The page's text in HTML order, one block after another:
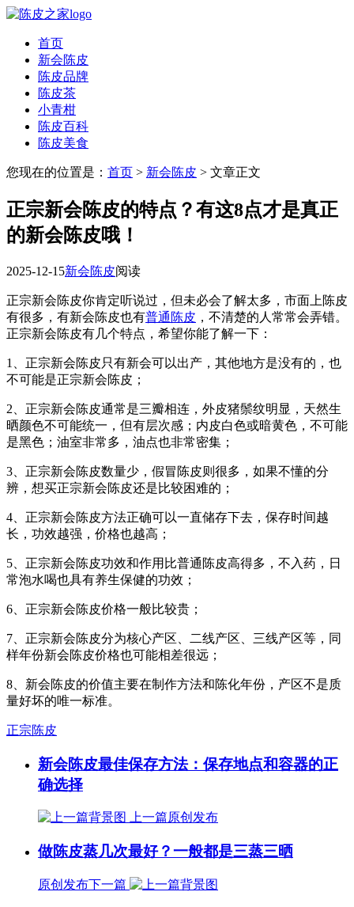
首页
新会陈皮
陈皮品牌
陈皮茶
小青柑
陈皮百科
陈皮美食
您现在的位置是： 首页 > 新会陈皮 > 文章正文
正宗新会陈皮的特点？有这8点才是真正
的新会陈皮哦！
2025-12-15新会陈皮阅读
正宗新会陈皮你肯定听说过，但未必会了解太多，市面上陈皮
有很多，有新会陈皮也有普通陈皮 ，不清楚的人常常会弄错。
正宗新会陈皮有几个特点，希望你能了解一下：
1、正宗新会陈皮只有新会可以出产，其他地方是没有的，也
不可能是正宗新会陈皮；
2、正宗新会陈皮通常是三瓣相连，外皮猪鬃纹明显，天然生
晒颜色不可能统一，但有层次感；内皮白色或暗黄色，不可能
是黑色；油室非常多，油点也非常密集；
3、正宗新会陈皮数量少，假冒陈皮则很多，如果不懂的分
辨，想买正宗新会陈皮还是比较困难的；
4、正宗新会陈皮方法正确可以一直储存下去，保存时间越
长，功效越强，价格也越高；
5、正宗新会陈皮功效和作用比普通陈皮高得多，不入药，日
常泡水喝也具有养生保健的功效；
6、正宗新会陈皮价格一般比较贵；
7、正宗新会陈皮分为核心产区、二线产区、三线产区等，同
样年份新会陈皮价格也可能相差很远；
8、新会陈皮的价值主要在制作方法和陈化年份，产区不是质
量好坏的唯一标准。
正宗陈皮
新会陈皮最佳保存方法：保存地点和容器的正
确选择
上一篇原创发布
做陈皮蒸几次最好？一般都是三蒸三晒
原创发布下一篇